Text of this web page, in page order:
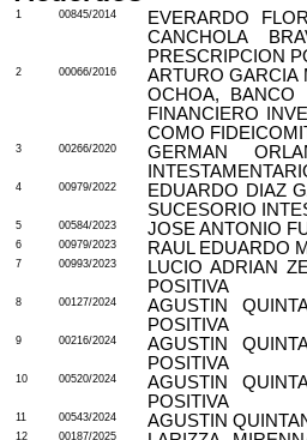
1 00845/2014
EVERARDO
CANCHOLA
PRESCRIPCION
2 00066/2016
ARTURO GARCIA
OCHOA, BANCO
FINANCIERO
COMO
3 00266/2020
GERMAN
4 00979/2022
EDUARDO DIAZ
SUCESORIO
5 00584/2023 JOSE ANTONIO
6 00979/2023 RAUL EDUARDO
7 00993/2023
LUCIO ADRIAN
POSITIVA
8 00127/2024
AGUSTIN
POSITIVA
9 00216/2024
AGUSTIN
POSITIVA
10 00520/2024
AGUSTIN
POSITIVA
11 00543/2024 AGUSTIN
12 00187/2025